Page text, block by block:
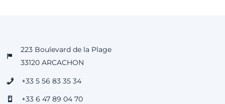
223 Boulevard de la Plage
33120 ARCACHON
+33 5 56 83 35 34
+33 6 47 89 04 70